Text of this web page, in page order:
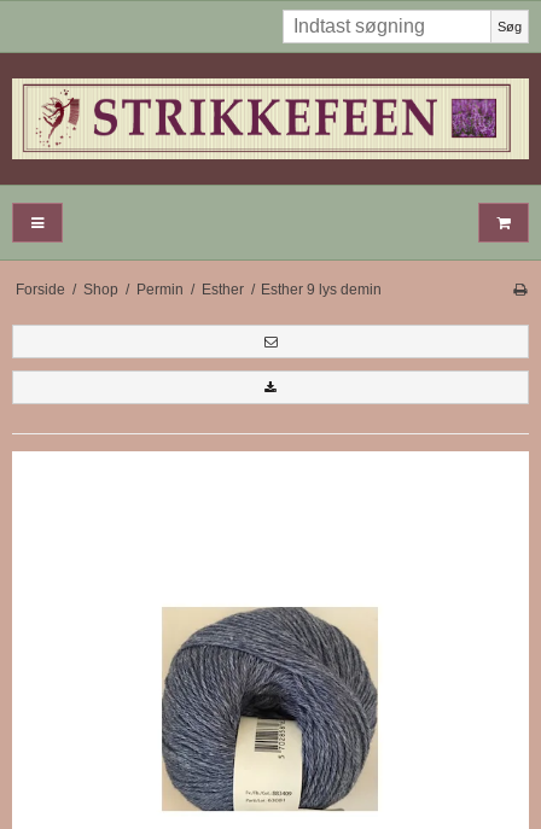
Søg
Forside / Shop / Permin / Esther / Esther 9 lys demin